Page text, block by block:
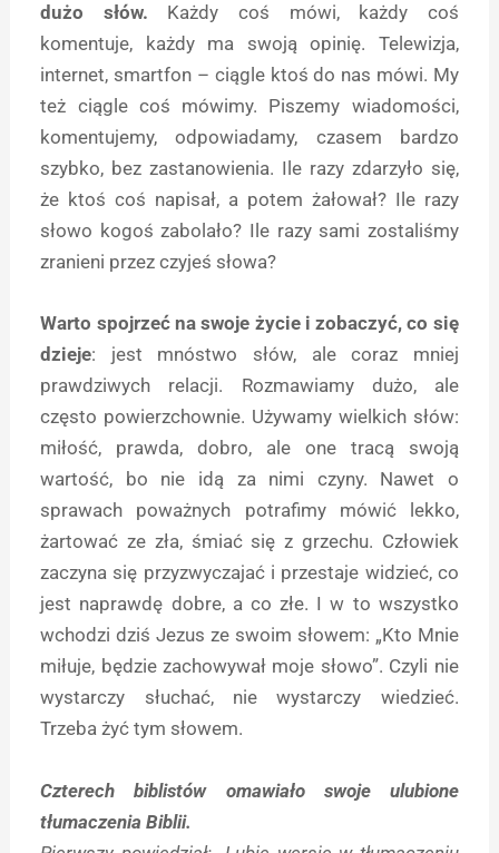
dużo słów. Każdy coś mówi, każdy coś
komentuje, każdy ma swoją opinię. Telewizja,
internet, smartfon – ciągle ktoś do nas mówi. My
też ciągle coś mówimy. Piszemy wiadomości,
komentujemy, odpowiadamy, czasem bardzo
szybko, bez zastanowienia. Ile razy zdarzyło się,
że ktoś coś napisał, a potem żałował? Ile razy
słowo kogoś zabolało? Ile razy sami zostaliśmy
zranieni przez czyjeś słowa?
Warto spojrzeć na swoje życie i zobaczyć, co się
dzieje: jest mnóstwo słów, ale coraz mniej
prawdziwych relacji. Rozmawiamy dużo, ale
często powierzchownie. Używamy wielkich słów:
miłość, prawda, dobro, ale one tracą swoją
wartość, bo nie idą za nimi czyny. Nawet o
sprawach poważnych potrafimy mówić lekko,
żartować ze zła, śmiać się z grzechu. Człowiek
zaczyna się przyzwyczajać i przestaje widzieć, co
jest naprawdę dobre, a co złe. I w to wszystko
wchodzi dziś Jezus ze swoim słowem: „Kto Mnie
miłuje, będzie zachowywał moje słowo”. Czyli nie
wystarczy słuchać, nie wystarczy wiedzieć.
Trzeba żyć tym słowem.
Czterech biblistów omawiało swoje ulubione
tłumaczenia Biblii.